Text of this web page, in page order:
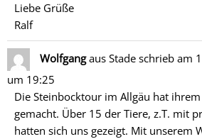
Liebe Grüße
Ralf
Wolfgangaus Stade schrieb am
um 19:25
Die Steinbocktour im Allgäu hat
gemacht. Über 15 der Tiere, z.T. mit
hatten sich uns gezeigt. Mit unserem